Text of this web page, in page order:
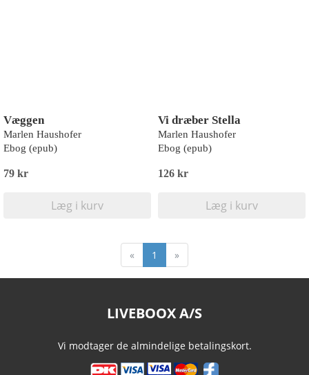
Væggen
Marlen Haushofer
Ebog (epub)
79 kr
Læg i kurv
Vi dræber Stella
Marlen Haushofer
Ebog (epub)
126 kr
Læg i kurv
« 1 »
LIVEBOOX A/S
Vi modtager de almindelige betalingskort.